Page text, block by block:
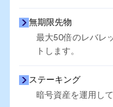
無期限先物
最大50倍のレバレ
トします。
ステーキング
暗号資産を運用し